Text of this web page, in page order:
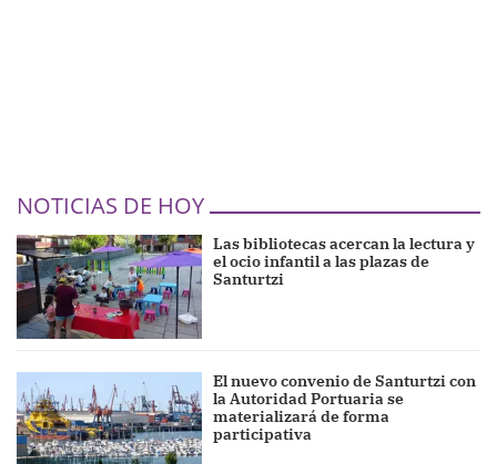
NOTICIAS DE HOY
Las bibliotecas acercan la lectura y
el ocio infantil a las plazas de
Santurtzi
El nuevo convenio de Santurtzi con
la Autoridad Portuaria se
materializará de forma
participativa